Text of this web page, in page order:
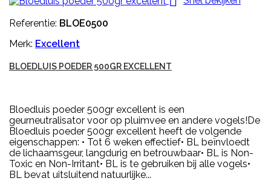
Referentie: BLOE0500
Merk: Excellent
BLOEDLUIS POEDER 500GR EXCELLENT
Bloedluis poeder 500gr excellent is een
geurneutralisator voor op pluimvee en andere vogels!De
Bloedluis poeder 500gr excellent heeft de volgende
eigenschappen: • Tot 6 weken effectief• BL beïnvloedt
de lichaamsgeur, langdurig en betrouwbaar• BL is Non-
Toxic en Non-Irritant• BL is te gebruiken bij alle vogels•
BL bevat uitsluitend natuurlijke...